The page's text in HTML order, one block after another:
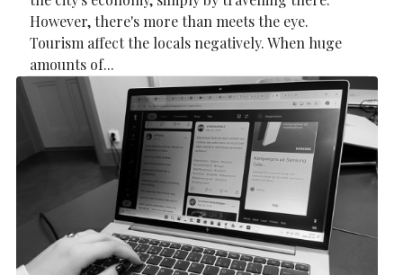
However, there's more than meets the eye.
Tourism affect the locals negatively. When huge
amounts of...